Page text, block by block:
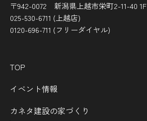
〒942-0072 新潟県上越市栄町2-11-40 1F
025-530-6711 (上越店)
0120-696-711 (フリーダイヤル)
TOP
イベント情報
カネタ建設の家づくり